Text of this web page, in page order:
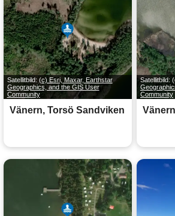
Satellitbild: (c) Esri, Maxar, Earthstar
Geographics, and the GIS User
Community
Vänern, Torsö Sandviken
Satellitbild:
Community